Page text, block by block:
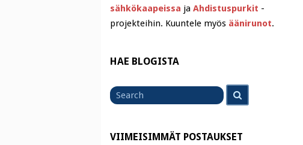
sähkökaapeissa ja Ahdistuspurkit -
projekteihin. Kuuntele myös äänirunot.
HAE BLOGISTA
for
VIIMEISIMMÄT POSTAUKSET